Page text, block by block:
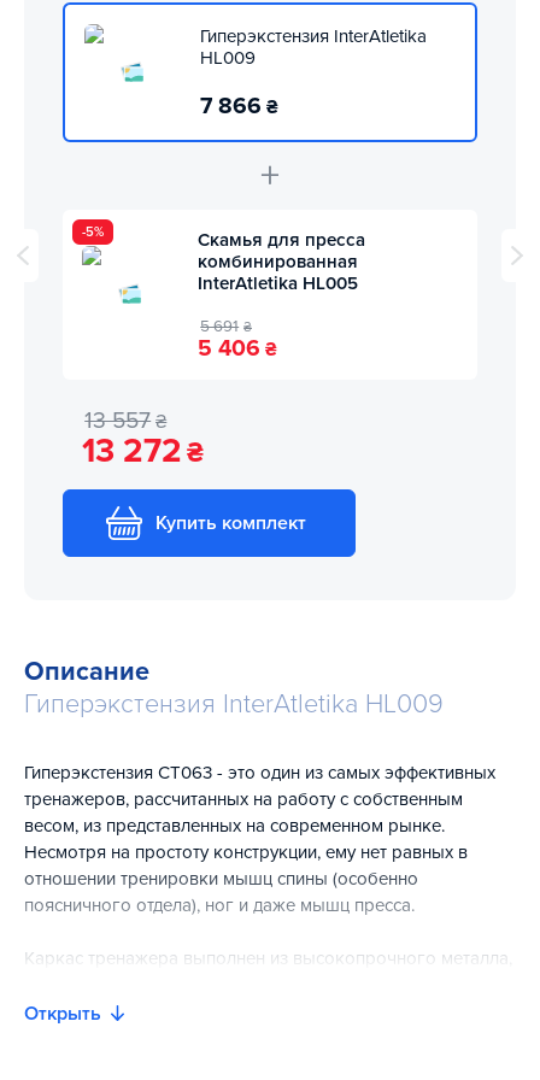
Гиперэкстензия InterAtletika
HL009
7 866 ₴
+
-5%
Скамья для пресса
комбинированная
InterAtletika HL005
5 691 ₴
5 406 ₴
13 557 ₴
13 272₴
Купить комплект
Описание
Гиперэкстензия InterAtletika HL009
Гиперэкстензия СТ063 - это один из самых эффективных
тренажеров, рассчитанных на работу с собственным
весом, из представленных на современном рынке.
Несмотря на простоту конструкции, ему нет равных в
отношении тренировки мышц спины (особенно
поясничного отдела), ног и даже мышц пресса.
Каркас тренажера выполнен из высокопрочного металла,
предохраняющим его от нежелательных механических
Открыть